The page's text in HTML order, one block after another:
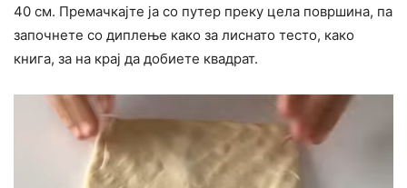
40 см. Премачкајте ја со путер преку цела површина, па
започнете со диплење како за лиснато тесто, како
книга, за на крај да добиете квадрат.